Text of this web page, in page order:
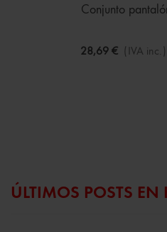
Conjunto
28,69 € (IVA inc.)
ÚLTIMOS POSTS EN